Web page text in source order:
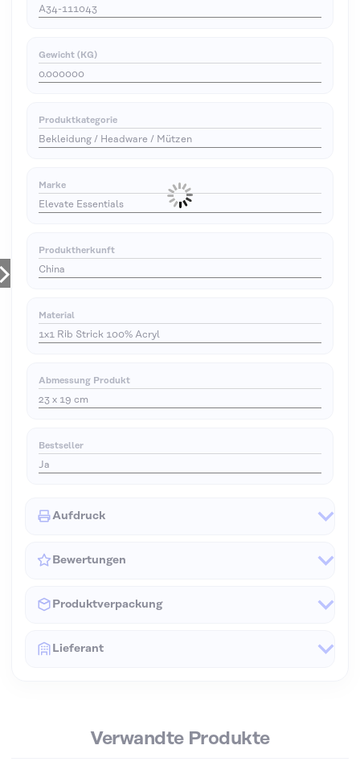
A34-111043
Gewicht (KG)
0.000000
Produktkategorie
Bekleidung / Headware / Mützen
Marke
Elevate Essentials
Produktherkunft
China
Material
1x1 Rib Strick 100% Acryl
Abmessung Produkt
23 x 19 cm
Bestseller
Ja
Aufdruck
Bewertungen
Produktverpackung
Lieferant
Verwandte Produkte